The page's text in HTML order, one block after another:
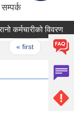
सम्पर्क
बडीमालिका नगपलिकको पुरानो कर्मचारीको विवरण
« first ‹